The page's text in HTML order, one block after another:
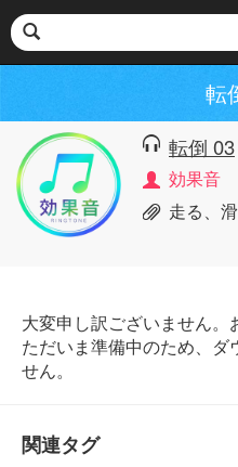
転
転倒 03
効果音
走る、
大変申し訳ございません
ただいま準備中のため、ダ
せん。
関連タグ